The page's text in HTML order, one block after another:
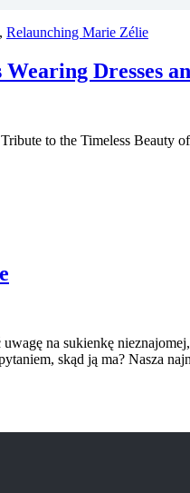
, Relaunching Marie Zélie
Dresses
to the Timeless Beauty
na sukienkę
skąd ją ma? Nasza